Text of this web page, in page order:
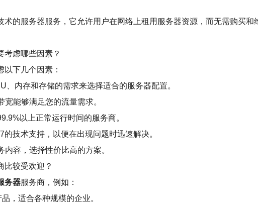
术的服务器服务，它允许用户在网络上租用服务器资源，而无需购买
考虑哪些因素？
以下几个因素：
、内存和存储的需求来选择适合的服务器配置。
能够满足您的流量需求。
以上正常运行时间的服务商。
技术支持，以便在出现问题时迅速解决。
容，选择性价比高的方案。
比较受欢迎？
务器服务商，例如：
，适合各种规模的企业。